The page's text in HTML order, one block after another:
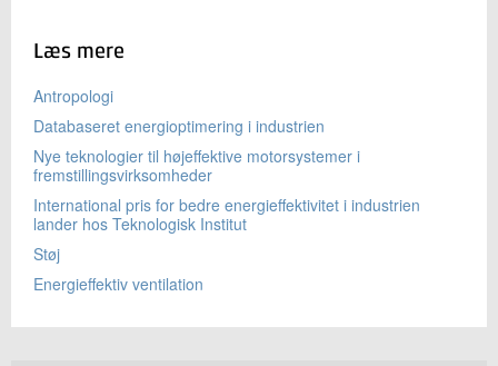
Læs mere
Antropologi
Databaseret energioptimering i industrien
Nye teknologier til højeffektive motorsystemer i
fremstillingsvirksomheder
International pris for bedre energieffektivitet i industrien
lander hos Teknologisk Institut
Støj
Energieffektiv ventilation